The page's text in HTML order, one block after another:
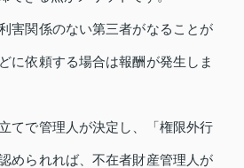
害関係のない第三者がなることが
に依頼する場合は報酬が発生しま
てで管理人が決定し、「権限外行
められれば、不在者財産管理人が